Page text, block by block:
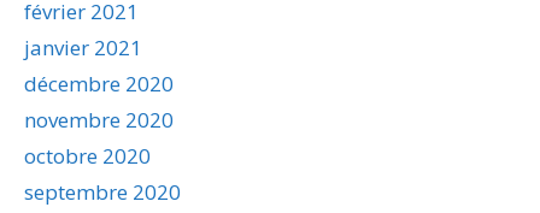
février 2021
janvier 2021
décembre 2020
novembre 2020
octobre 2020
septembre 2020